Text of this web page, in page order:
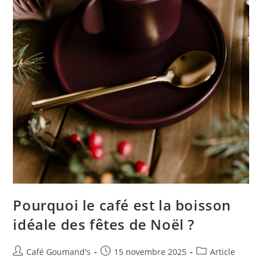
Pourquoi le café est la boisson
idéale des fêtes de Noël ?
Café Goumand's 15 novembre 2025 Article